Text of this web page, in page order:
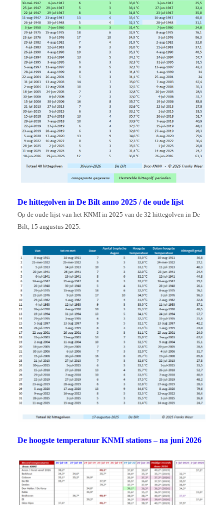
De hittegolven in De Bilt anno 2025 / de oude lijst
Op de oude lijst van het KNMI in 2025 van de 32 hittegolven in De
Bilt, 15 augustus 2025.
De hoogste temperatuur KNMI stations – na juni 2026